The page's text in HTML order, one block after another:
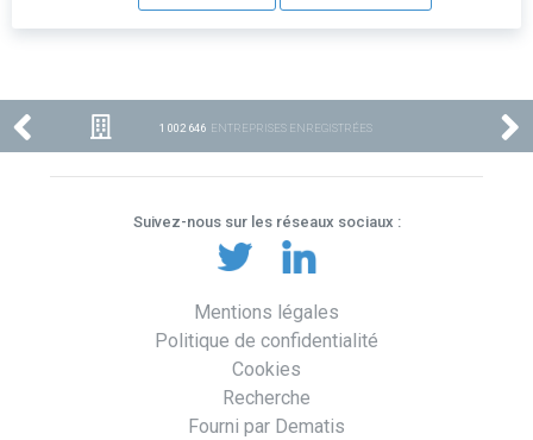
1 002 646 ENTREPRISES ENREGISTRÉES
Suivez-nous sur les réseaux sociaux :
Mentions légales
Politique de confidentialité
Cookies
Recherche
Fourni par Dematis